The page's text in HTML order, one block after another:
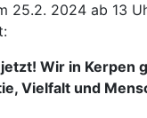
25.2. 2024 ab 13
Wir in Kerpen
Vielfalt und